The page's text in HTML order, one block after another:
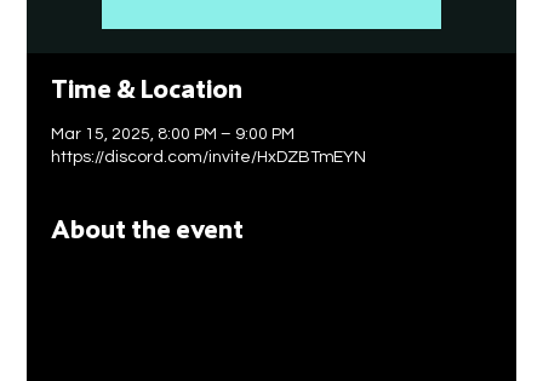
Time & Location
Mar 15, 2025, 8:00 PM – 9:00 PM
https://discord.com/invite/HxDZBTmEYN
About the event